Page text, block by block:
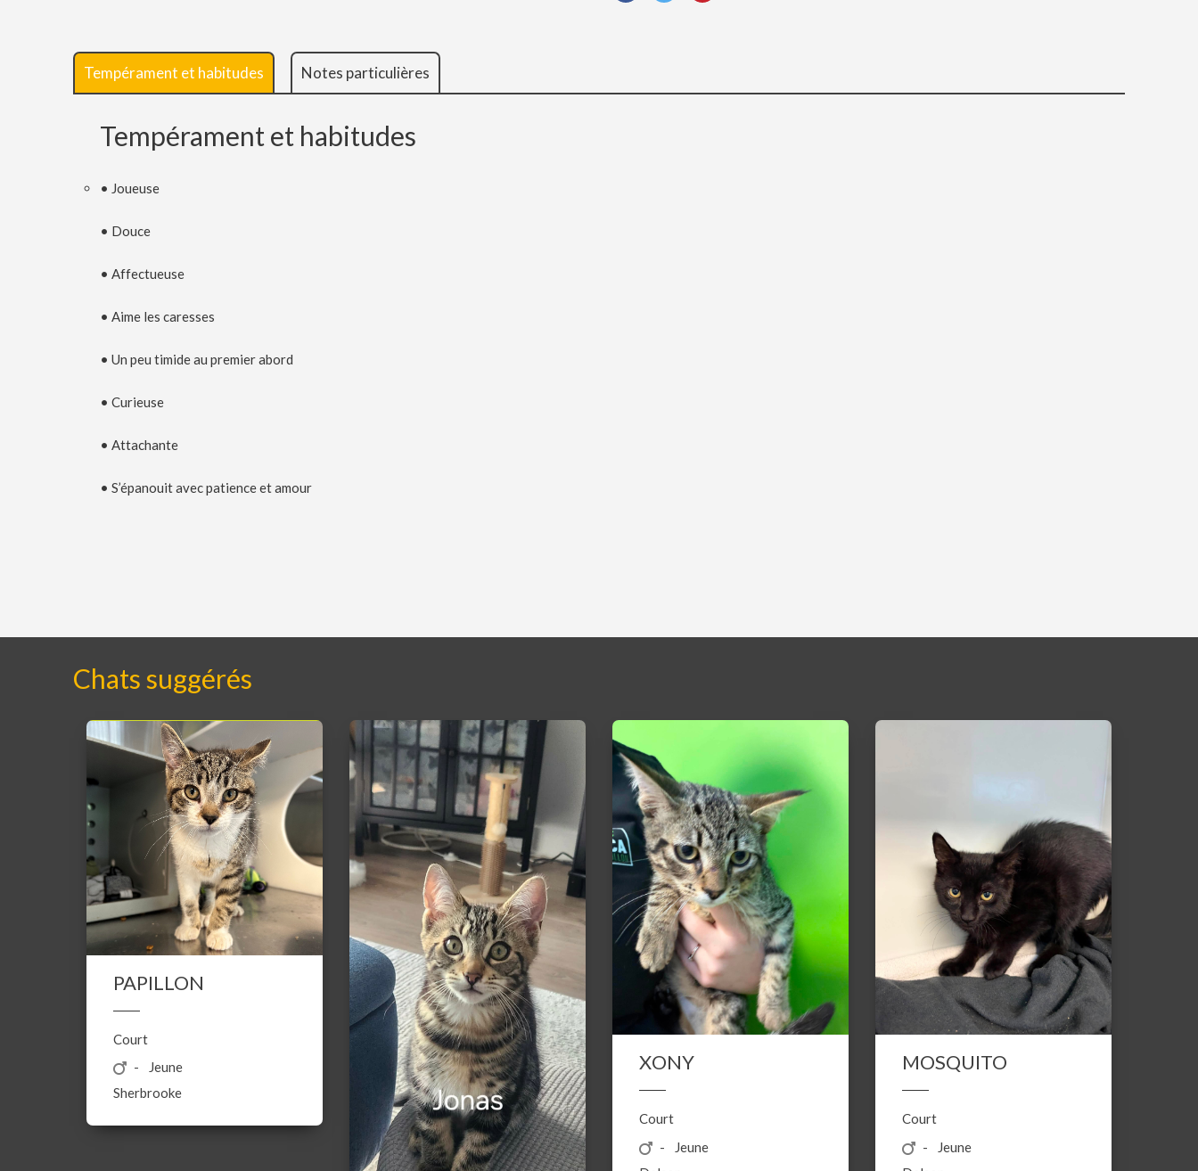
Tempérament et habitudes Notes particulières
Tempérament et habitudes
• Joueuse
• Douce
• Affectueuse
• Aime les caresses
• Un peu timide au premier abord
• Curieuse
• Attachante
• S’épanouit avec patience et amour
Chats suggérés
PAPILLON
Court
Jeune
Sherbrooke
XONY
Court
Jeune
MOSQUITO
Court
Jeune